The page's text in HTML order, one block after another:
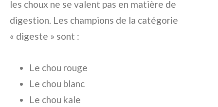
les choux ne se valent pas en matière de
digestion. Les champions de la catégorie
« digeste » sont :
Le chou rouge
Le chou blanc
Le chou kale